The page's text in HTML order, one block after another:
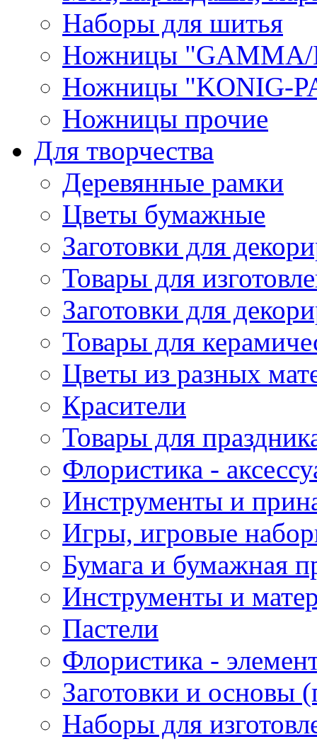
Наборы для шитья
Ножницы "GAMMA/
Ножницы "KONIG-
Ножницы прочие
Для творчества
Деревянные рамки
Цветы бумажные
Заготовки для
Товары для
Заготовки для
Товары для
Цветы из разных
Красители
Товары для
Флористика -
Инструменты и
Игры, игровые
Бумага и бумажная
Инструменты и
Пастели
Флористика -
Заготовки и основы
Наборы для